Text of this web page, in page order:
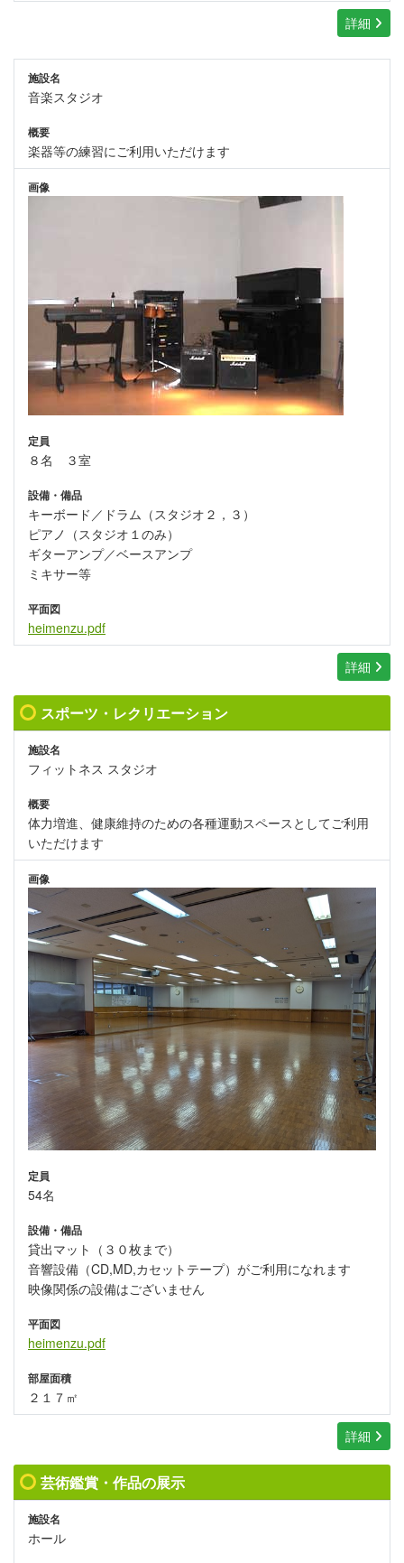
詳細
施設名
音楽スタジオ
概要
楽器等の練習にご利用いただけます
画像
定員
８名 ３室
設備・備品
キーボード／ドラム（スタジオ２，３）
ピアノ（スタジオ１のみ）
ギターアンプ／ベースアンプ
ミキサー等
平面図
heimenzu.pdf
詳細
スポーツ・レクリエーション
施設名
フィットネス スタジオ
概要
体力増進、健康維持のための各種運動スペースとしてご利用
いただけます
画像
定員
54名
設備・備品
貸出マット（３０枚まで）
音響設備（CD,MD,カセットテープ）がご利用になれます
映像関係の設備はございません
平面図
heimenzu.pdf
部屋面積
２１７㎡
詳細
芸術鑑賞・作品の展示
施設名
ホール